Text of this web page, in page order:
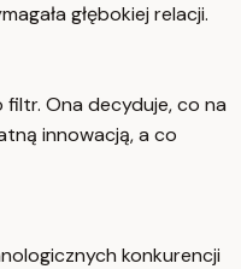
głębokiej relacji.
Ona decyduje, co na
innowacją, a co
konkurencji